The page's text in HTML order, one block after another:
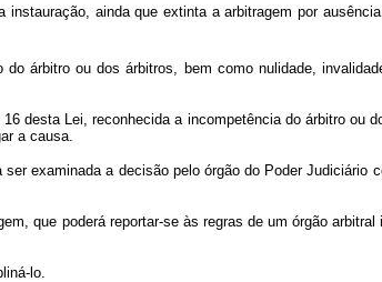
ainda que extinta a arbitragem por
árbitro ou dos árbitros, bem como nulidade,
desta Lei, reconhecida a incompetência do árbitro ou
a causa.
examinada a decisão pelo órgão do Poder Judiciário
que poderá reportar-se às regras de um órgão
lo.